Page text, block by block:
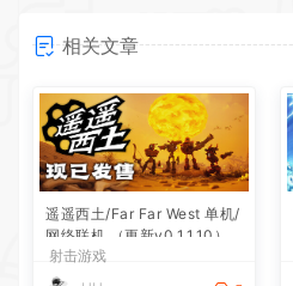
相关文章
遥遥西土/Far Far West 单机/
网络联机 （更新v0.1.1.10）
射击游戏